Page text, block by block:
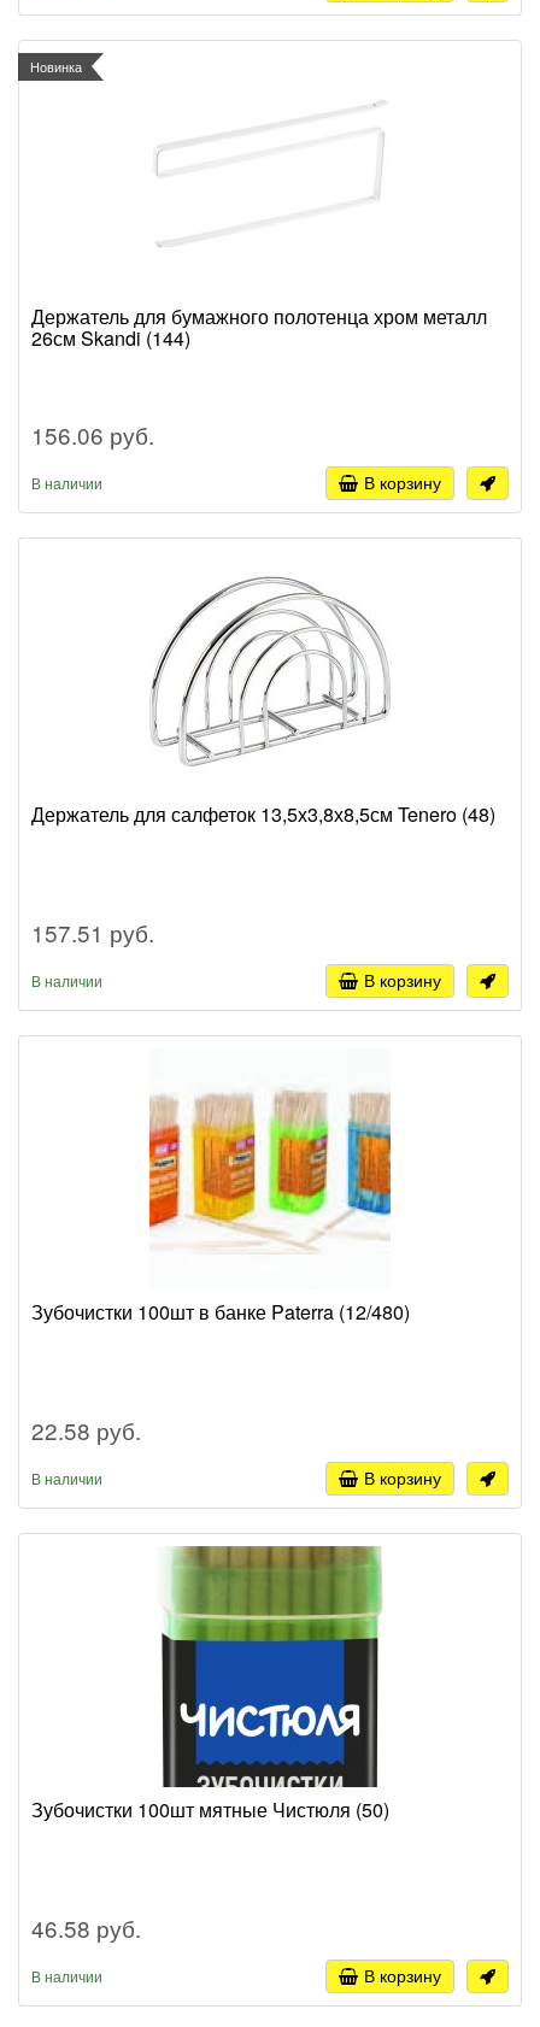
Новинка
Держатель для бумажного полотенца хром металл
26см Skandi (144)
156.06 руб.
В наличии В корзину
Держатель для салфеток 13,5х3,8х8,5см Tenero (48)
157.51 руб.
В наличии В корзину
Зубочистки 100шт в банке Paterra (12/480)
22.58 руб.
В наличии В корзину
Зубочистки 100шт мятные Чистюля (50)
46.58 руб.
В наличии В корзину